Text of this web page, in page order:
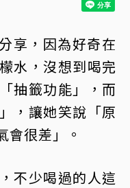
享，因為好奇在
水，沒想到喝完
抽籤功能」，而
，讓她笑說「原
會很差」。
不少喝過的人這